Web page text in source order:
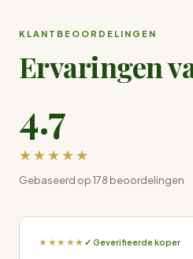
KLANTBEOORDELINGEN
Ervaringen
4.7
★★★★★
Gebaseerd op 178 beoordelingen
★★★★★ ✓ Geverifieerde koper